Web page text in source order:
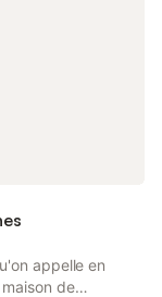
appelle en
de